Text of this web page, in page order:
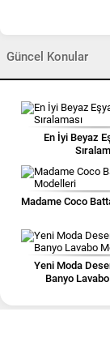
Güncel Konular
En İyi Beyaz
Madame Coco
Yeni Moda
Banyo